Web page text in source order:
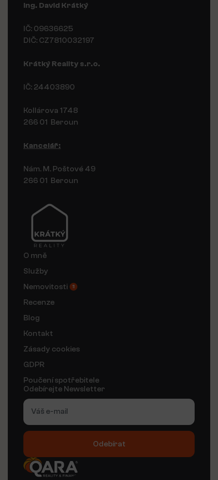
Ing. David Krátký
IČ: 09636625
DIČ: CZ7810032197
Krátký Reality s.r.o.
IČ: 24403890
Kollárova 1748
266 01 Beroun
Kancelář:
Nám. M. Poštové 49
266 01 Beroun
O mně
Služby
Nemovitosti
11
Recenze
Blog
Kontakt
Zásady cookies
GDPR
Poučení spotřebitele
Odebírejte Newsletter
Odebírat
Alternative: